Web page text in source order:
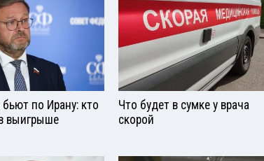
по Ирану: кто
выигрыше
Что будет в сумке у врача
скорой